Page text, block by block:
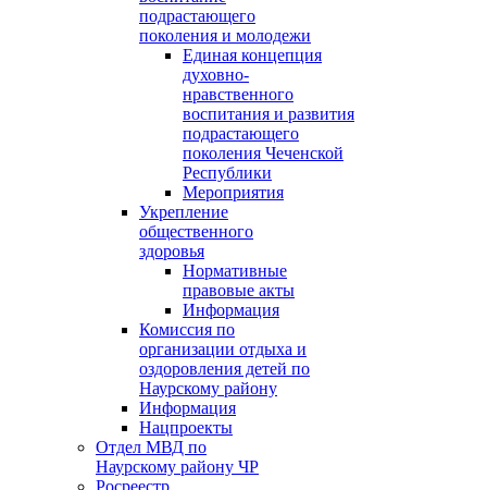
подрастающего
поколения и молодежи
Единая концепция
духовно-
нравственного
воспитания и развития
подрастающего
поколения Чеченской
Республики
Мероприятия
Укрепление
общественного
здоровья
Нормативные
правовые акты
Информация
Комиссия по
организации отдыха и
оздоровления детей по
Наурскому району
Информация
Нацпроекты
Отдел МВД по
Наурскому району ЧР
Росреестр